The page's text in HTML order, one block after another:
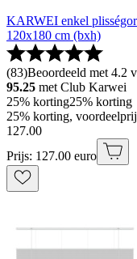
KARWEI enkel
120x180 cm (bxh)
(83)Beoordeeld met 4.2
95.25 met Club Karwei
25% korting25% korting
25% korting,
127.00
Prijs: 127.00 euro